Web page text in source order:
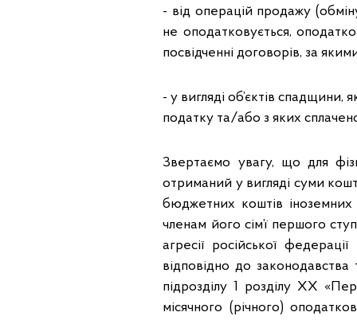
- від операцій продажу
не оподатковується,
посвідченні договорів, за
- у вигляді об’єктів
податку та/або з яких
Звертаємо увагу, що для
отриманий у вигляді суми
бюджетних коштів
членам його сім’ї першого
агресії російської
відповідно до
підрозділу 1 розділу XX
місячного (річного)